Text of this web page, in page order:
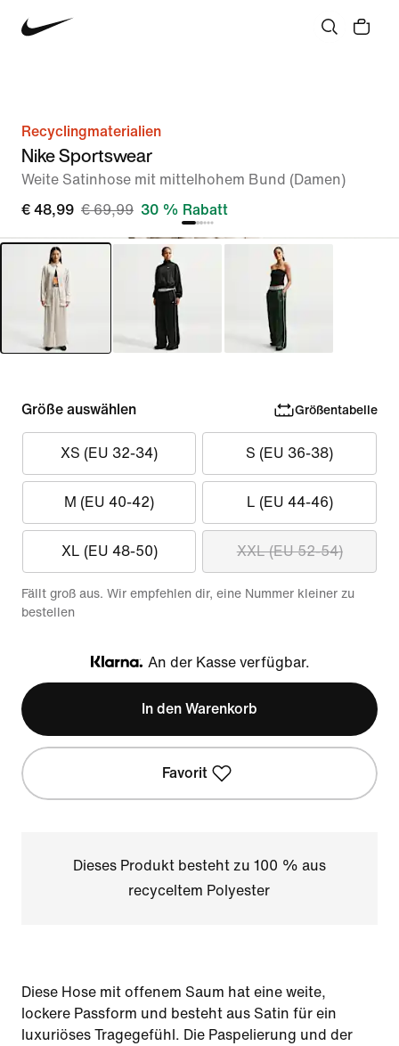
Recyclingmaterialien
Nike Sportswear
Weite Satinhose mit mittelhohem Bund (Damen)
€ 48,99 € 69,99 30 % Rabatt
Größe auswählen Größentabelle
XS (EU 32-34) S (EU 36-38)
M (EU 40-42) L (EU 44-46)
XL (EU 48-50) XXL (EU 52-54)
Fällt groß aus. Wir empfehlen dir, eine Nummer kleiner zu
bestellen
Klarna
An der Kasse verfügbar.
In den Warenkorb
Favorit
Dieses Produkt besteht zu 100 % aus
recyceltem Polyester
Diese Hose mit offenem Saum hat eine weite,
lockere Passform und besteht aus Satin für ein
luxuriöses Tragegefühl. Die Paspelierung und der